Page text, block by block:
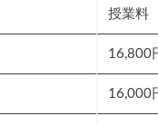
授業料
16,800
16,000